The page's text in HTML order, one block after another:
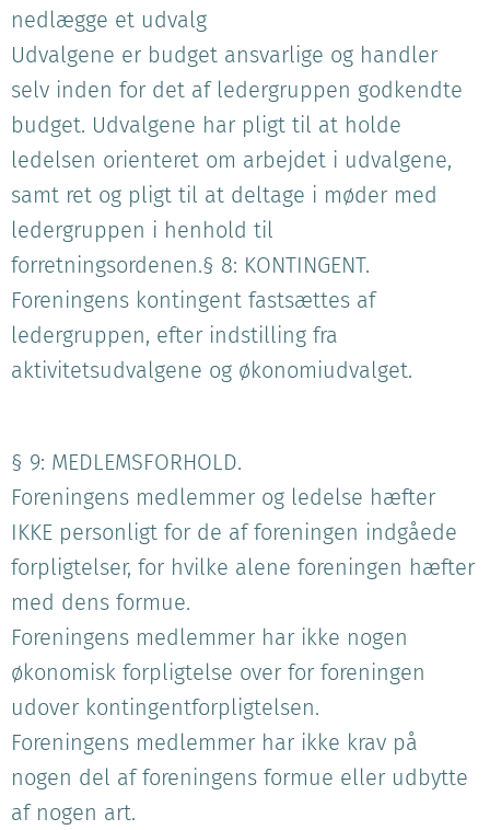
nedlægge et udvalg
Udvalgene er budget ansvarlige og handler
selv inden for det af ledergruppen godkendte
budget. Udvalgene har pligt til at holde
ledelsen orienteret om arbejdet i udvalgene,
samt ret og pligt til at deltage i møder med
ledergruppen i henhold til
forretningsordenen.§ 8: KONTINGENT.
Foreningens kontingent fastsættes af
ledergruppen, efter indstilling fra
aktivitetsudvalgene og økonomiudvalget.
§ 9: MEDLEMSFORHOLD.
Foreningens medlemmer og ledelse hæfter
IKKE personligt for de af foreningen indgåede
forpligtelser, for hvilke alene foreningen hæfter
med dens formue.
Foreningens medlemmer har ikke nogen
økonomisk forpligtelse over for foreningen
udover kontingentforpligtelsen.
Foreningens medlemmer har ikke krav på
nogen del af foreningens formue eller udbytte
af nogen art.